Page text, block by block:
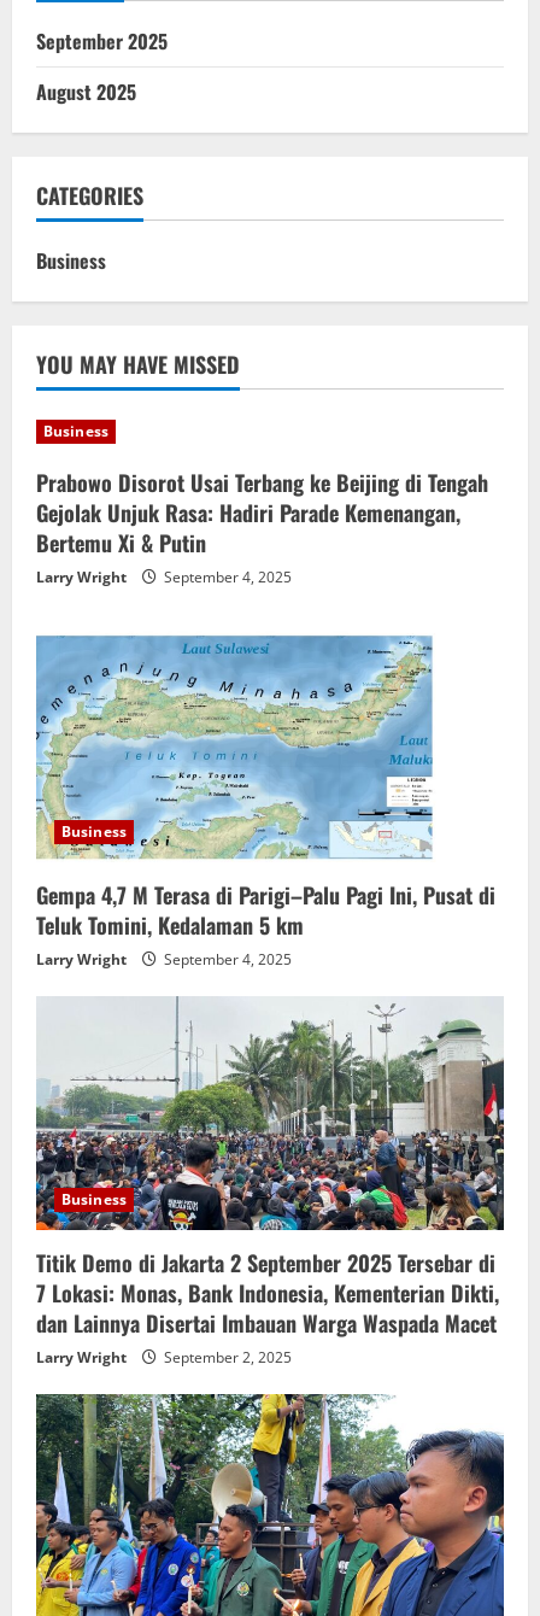
September 2025
August 2025
CATEGORIES
Business
YOU MAY HAVE MISSED
Business
Prabowo Disorot Usai Terbang ke Beijing di Tengah
Gejolak Unjuk Rasa: Hadiri Parade Kemenangan,
Bertemu Xi & Putin
Larry Wright September 4, 2025
Business
Gempa 4,7 M Terasa di Parigi–Palu Pagi Ini, Pusat di
Teluk Tomini, Kedalaman 5 km
Larry Wright September 4, 2025
Business
Titik Demo di Jakarta 2 September 2025 Tersebar di
7 Lokasi: Monas, Bank Indonesia, Kementerian Dikti,
dan Lainnya Disertai Imbauan Warga Waspada Macet
Larry Wright September 2, 2025